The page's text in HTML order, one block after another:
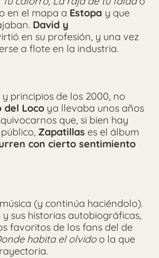
en el mapa a Estopa y que
David y
en su profesión, y una vez
a flote en la industria.
principios de los 2000, no
del Loco ya llevaba unos años
que, si bien hay
Zapatillas es el álbum
con cierto sentimiento
(y continúa haciéndolo).
sus historias autobiográficas,
favoritos de los fans del de
habita el olvidoo la que